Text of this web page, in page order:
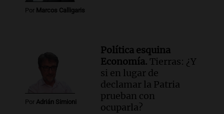
Por Marcos Calligaris
Por Adrián Simioni
Política esquina
Economía. Tierras: ¿Y
si en lugar de
declamar la Patria
prueban con
ocuparla?